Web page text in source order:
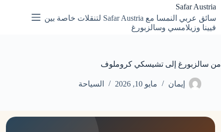
التجاوز
المحتوى
Safar Austria
سائق عربي النمسا مع Safar Austria لتنقلات خاصة بين
فيينا وزيلامسي وسالزبورغ
من سالزبورغ إلى تشيسكي كروملوف
إيمان مايو 10, 2026 السياحة